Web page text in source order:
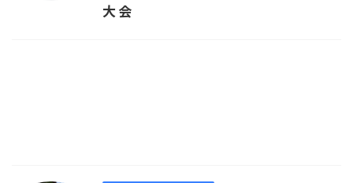
大会